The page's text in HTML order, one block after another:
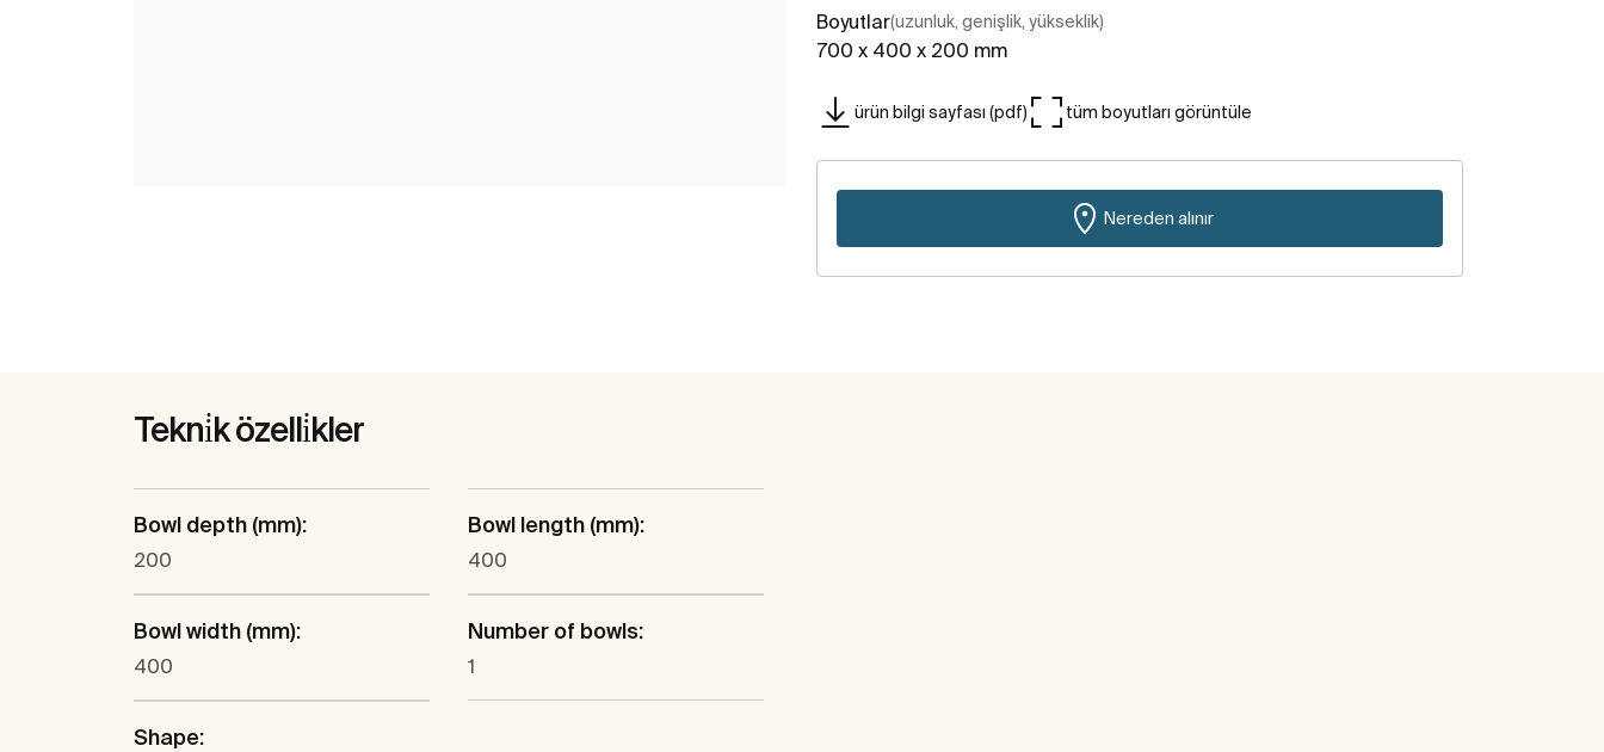
Boyutlar(uzunluk, genişlik, yükseklik)
700 x 400 x 200 mm
ürün bilgi sayfası (pdf) tüm boyutları görüntüle
Nereden alınır
Tekni̇k özelli̇kler
Bowl depth (mm):
200
Bowl length (mm):
400
Bowl width (mm):
400
Number of bowls:
1
Shape: